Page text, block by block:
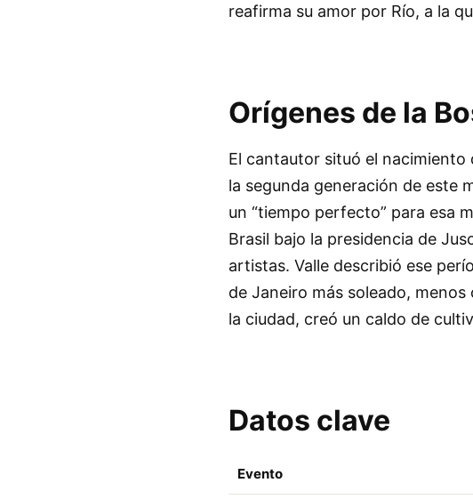
reafirma su amor por Río, a la
Orígenes de la
El cantautor situó el nacimiento
la segunda generación de este
un “tiempo perfecto” para esa
Brasil bajo la presidencia de
artistas. Valle describió ese
de Janeiro más soleado,
la ciudad, creó un caldo de
Datos clave
Evento